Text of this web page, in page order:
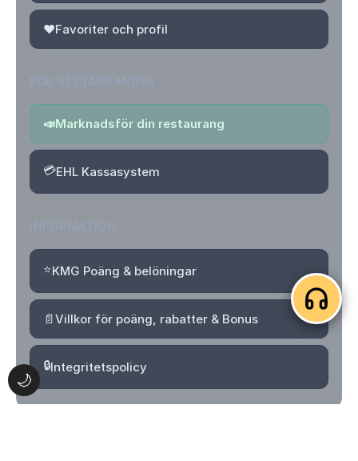
🌙
❤️Favoriter och profil
📣Marknadsför din restaurang
💳EHL Kassasystem
⭐KMG Poäng & belöningar
📄Villkor för poäng, rabatter & Bonus
🔒Integritetspolicy